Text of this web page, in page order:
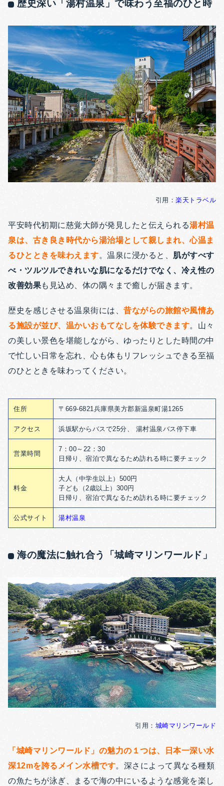
歴史深い「湯村温泉」で味わう至福のひと時
引用： 楽天トラベル
平安時代初期に慈覚大師が発見したと伝えられる湯村温
泉は、古き良き時代から湯治場として親しまれ、心温ま
るひとときを味わえます。温泉に浸かると、 肌がすべす
べ・ツルツルできれいな肌になるだけでなく、冷え性の
改善効果も見込め、 体の隅々まで癒しが届きます。
歴史を感じさせる温泉街には、 昔ながらの旅館や風情あ
る施設が並び、温かいおもてなしを体験できます。山々
の美しい景色を堪能しながら、ゆったりとした時間の中
で忙しい日常を忘れ、心も体もリフレッシュできる至福
のひとときを味わってください。
住所 〒669-6821兵庫県美方郡新温泉町湯1265
アクセス 浜坂駅からバスで25分、 湯村温泉バス停下車
営業時間
7：00～22：30
日帰り、宿泊で異なるため訪れる時に要チェック
料金
大人（中学生以上）500円
子ども（2歳以上）300円
日帰り、宿泊で異なるため訪れる時に要チェック
公式サイト 湯村温泉
海の魔法に触れ合う「城崎マリンワールド」
引用： 城崎マリンワールド
「城崎マリンワールド」の魅力の１つは、日本一深い水
深12mを誇るメイン水槽です。深さによって異なる種類
の魚たちが泳ぎ、まるで海の中にいるような感覚を楽し